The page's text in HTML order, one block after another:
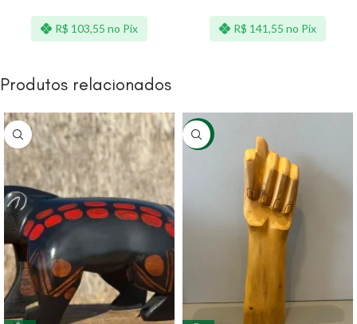
R$ 103,55 no Pix R$ 141,55 no Pix
Produtos relacionados
-38%